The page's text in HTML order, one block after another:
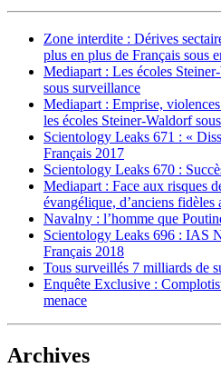
Zone interdite : Dérives
plus en plus de Français sous
Mediapart : Les écoles
sous surveillance
Mediapart : Emprise,
les écoles Steiner-Waldorf
Scientology Leaks 671 : «
Français 2017
Scientology Leaks 670 :
Mediapart : Face aux risques
évangélique, d’anciens fidèles
Navalny : l’homme que
Scientology Leaks 696 : IAS
Français 2018
Tous surveillés 7 milliards de
Enquête Exclusive :
menace
Archives